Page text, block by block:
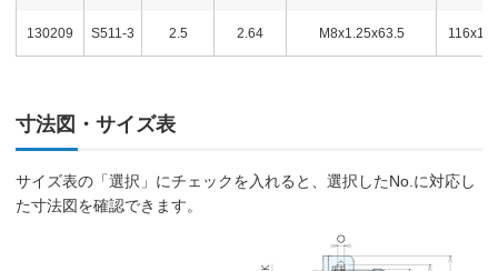
130209 S511-3 2.5 2.64 M8x1.25x63.5
寸法図・サイズ表
サイズ表の「選択」にチェックを入れると、選択したNo.に対応し
た寸法図を確認できます。